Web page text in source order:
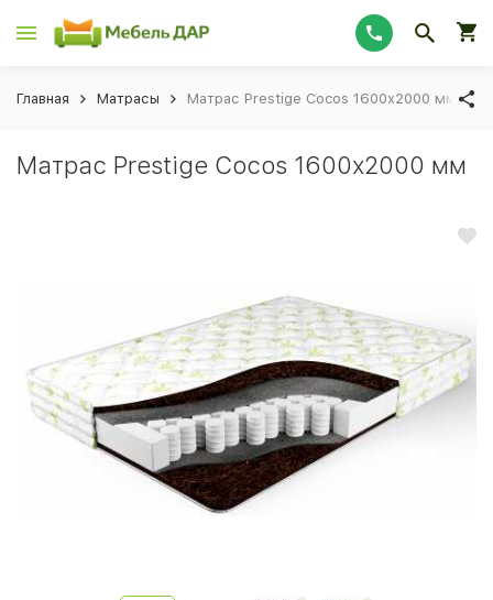
Главная Матрасы Матрас Prestige Cocos 1600х2000 мм
Матрас Prestige Cocos 1600х2000 мм